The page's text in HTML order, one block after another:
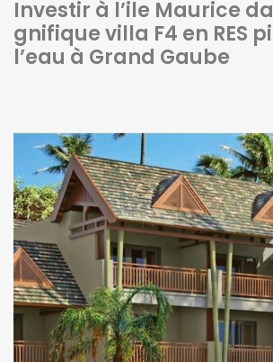
Investir à l’ile Maurice
gnifique villa F4 en RES
l’eau à Grand Gaube